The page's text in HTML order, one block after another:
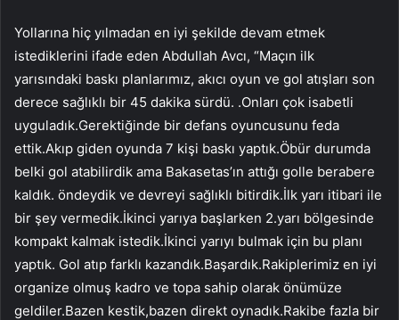
Yollarına hiç yılmadan en iyi şekilde devam etmek
istediklerini ifade eden Abdullah Avcı, “Maçın ilk
yarısındaki baskı planlarımız, akıcı oyun ve gol atışları son
derece sağlıklı bir 45 dakika sürdü. .Onları çok isabetli
uyguladık.Gerektiğinde bir defans oyuncusunu feda
ettik.Akıp giden oyunda 7 kişi baskı yaptık.Öbür durumda
belki gol atabilirdik ama Bakasetas’ın attığı golle berabere
kaldık. öndeydik ve devreyi sağlıklı bitirdik.İlk yarı itibari ile
bir şey vermedik.İkinci yarıya başlarken 2.yarı bölgesinde
kompakt kalmak istedik.İkinci yarıyı bulmak için bu planı
yaptık. Gol atıp farklı kazandık.Başardık.Rakiplerimiz en iyi
organize olmuş kadro ve topa sahip olarak önümüze
geldiler.Bazen kestik,bazen direkt oynadık.Rakibe fazla bir